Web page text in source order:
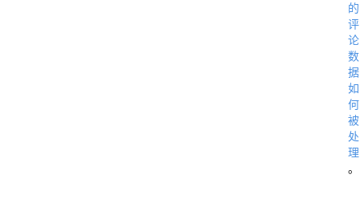
的
评
论
数
据
如
何
被
处
理
。